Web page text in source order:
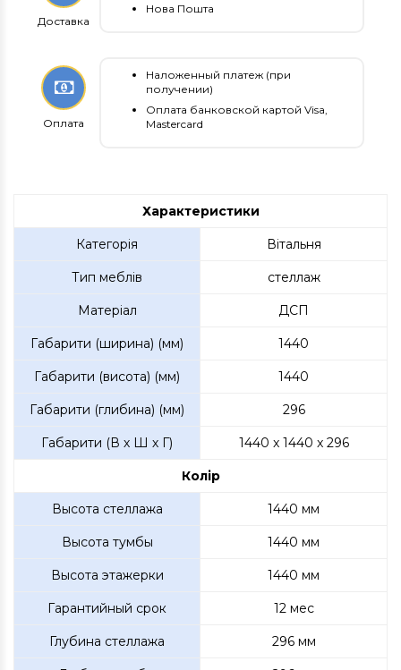
Доставка
Нова Пошта
Оплата
Наложенный платеж (при
получении)
Оплата банковской картой Visa,
Mastercard
Характеристики
Категорія Вітальня
Тип меблів стеллаж
Матеріал ДСП
Габарити (ширина) (мм) 1440
Габарити (висота) (мм) 1440
Габарити (глибина) (мм) 296
Габарити (В х Ш х Г) 1440 x 1440 x 296
Колір
Высота стеллажа 1440 мм
Высота тумбы 1440 мм
Высота этажерки 1440 мм
Гарантийный срок 12 мес
Глубина стеллажа 296 мм